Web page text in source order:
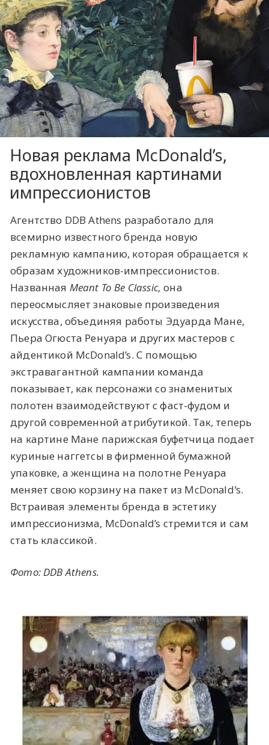
Новая реклама McDonald’s,
вдохновленная картинами
импрессионистов
Агентство DDB Athens разработало для
всемирно известного бренда новую
рекламную кампанию, которая обращается к
образам художников-импрессионистов.
Названная Meant To Be Classic,она
переосмысляет знаковые произведения
искусства, объединяя работы Эдуарда Мане,
Пьера Огюста Ренуара и других мастеров с
айдентикой McDonald’s. С помощью
экстравагантной кампании команда
показывает, как персонажи со знаменитых
полотен взаимодействуют с фаст-фудом и
другой современной атрибутикой. Так, теперь
на картине Мане парижская буфетчица подает
куриные наггетсы в фирменной бумажной
упаковке, а женщина на полотне Ренуара
меняет свою корзину на пакет из McDonald's.
Встраивая элементы бренда в эстетику
импрессионизма, McDonald’s стремится и сам
стать классикой.
Фото:DDB Athens.